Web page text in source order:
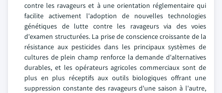
contre les ravageurs et à une orientation réglementaire qui
facilite activement l'adoption de nouvelles technologies
génétiques de lutte contre les ravageurs via des voies
d'examen structurées. La prise de conscience croissante de la
résistance aux pesticides dans les principaux systèmes de
cultures de plein champ renforce la demande d'alternatives
durables, et les opérateurs agricoles commerciaux sont de
plus en plus réceptifs aux outils biologiques offrant une
suppression constante des ravageurs d'une saison à l'autre,